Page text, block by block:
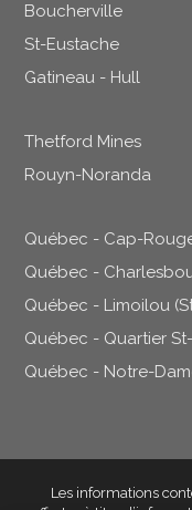
Boucherville
St-Eustache
Gatineau - Hull
Thetford Mines
Rouyn-Noranda
Québec - Cap-
Québec -
Québec - Limoilou
Québec - Quartier
Québec - Notre-
Les informations